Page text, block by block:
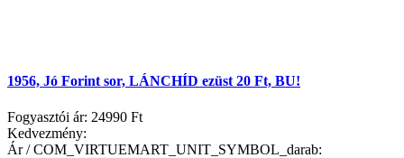
1956, Jó Forint sor, LÁNCHÍD ezüst 20 Ft, BU!
Fogyasztói ár: 24990 Ft
Kedvezmény:
Ár / COM_VIRTUEMART_UNIT_SYMBOL_darab: